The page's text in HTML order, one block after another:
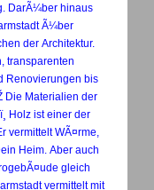
DarÃ¼ber hinaus
Ã¼ber
der Architektur.
transparenten
Renovierungen bis
vermittelt WÃ¤rme,
Heim. Aber auch
gleich
vermittelt mit